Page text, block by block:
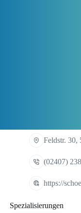
Feldstr. 30,
(02407)
https://
Spezialisierungen